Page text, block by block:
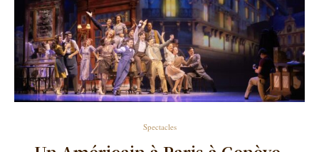
Spectacles